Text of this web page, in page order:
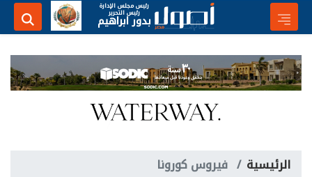
رئيس مجلس الإدارة
رئيس التحرير
بدور ابراهيم
الرئيسية فيروس كورونا